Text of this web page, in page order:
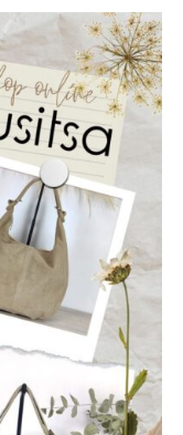
Μακύνειας,
αλλά και το
Κρίσεων, το
τον Δήμο, την
Περιφέρεια και
τεχνολογία και
όπως το ΕΣΠΑ,
τα
Ταμείο, ώστε οι
χωρίς